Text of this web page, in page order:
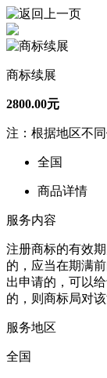
商标续展
2800.00元
注：根据地区不
全国
商品详情
服务内容
注册商标的有效
的，应当在期满
出申请的，可以
的，则商标局对
服务地区
全国